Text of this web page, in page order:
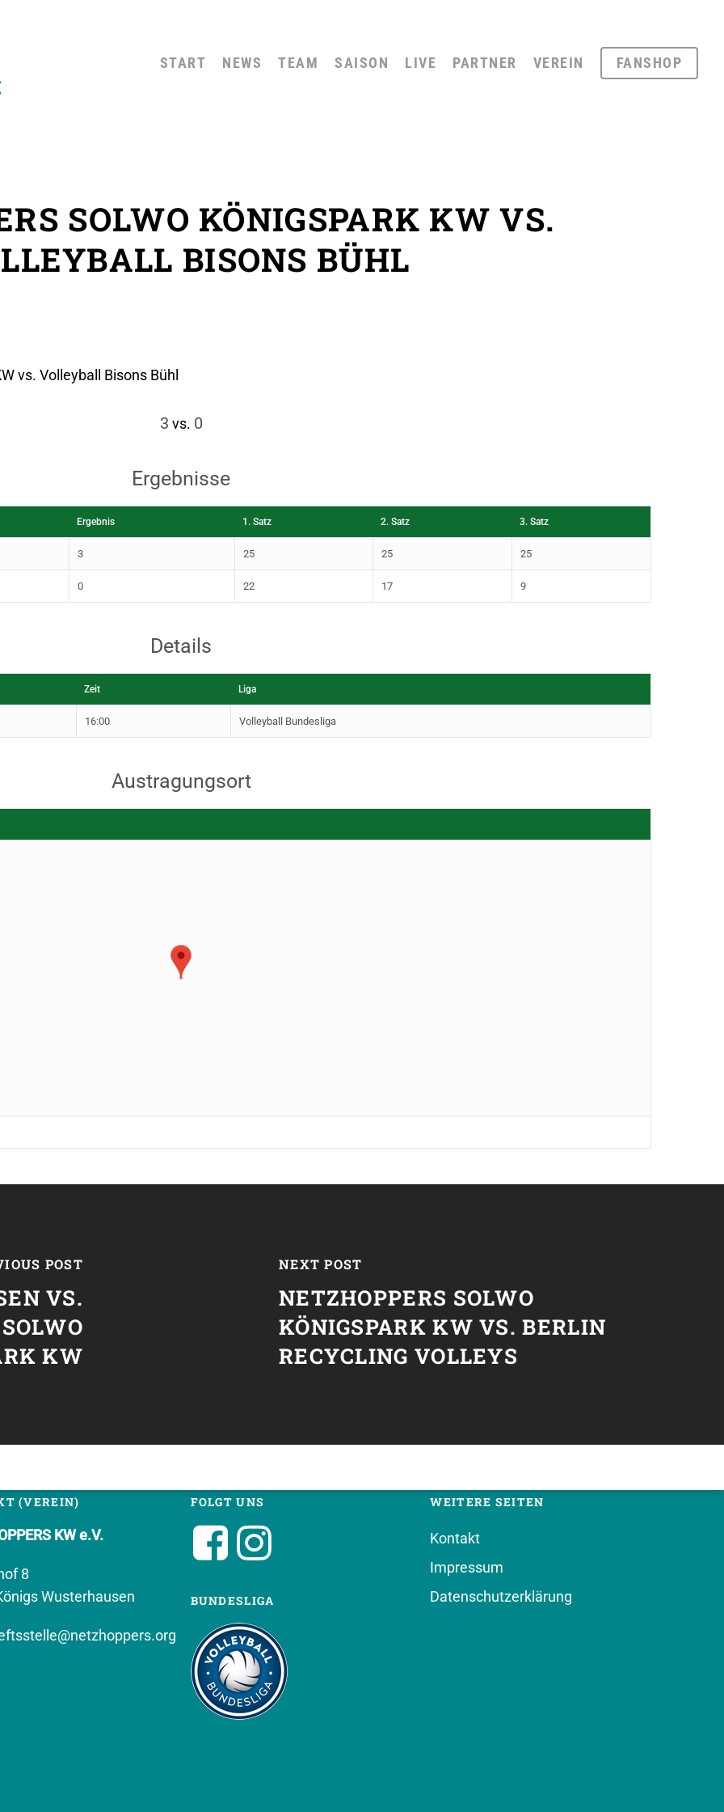
START NEWS TEAM SAISON LIVE PARTNER VEREIN FANSHOP
SOLWO KÖNIGSPARK KW VS.
BISONS BÜHL
vs. Volleyball Bisons Bühl
3 vs. 0
Ergebnisse
Ergebnis 1. Satz 2. Satz 3. Satz
3 25 25 25
0 22 17 9
Details
Zeit Liga
16:00 Volleyball Bundesliga
Austragungsort
POST
VS.
KW
NEXT POST
NETZHOPPERS SOLWO
KÖNIGSPARK KW VS. BERLIN
RECYCLING VOLLEYS
(VEREIN)
KW e.V.
8
Wusterhausen
FOLGT UNS
BUNDESLIGA
WEITERE SEITEN
Kontakt
Impressum
Datenschutzerklärung